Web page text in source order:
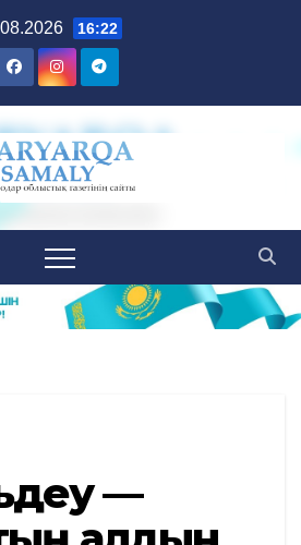
16:22
—